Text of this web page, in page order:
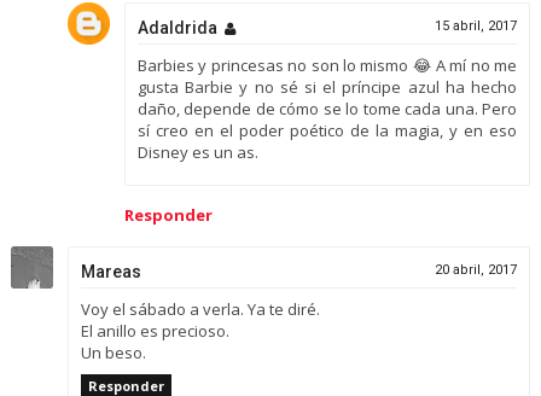
Adaldrida 15 abril, 2017
Barbies y princesas no son lo mismo 😂 A mí no me
gusta Barbie y no sé si el príncipe azul ha hecho
daño, depende de cómo se lo tome cada una. Pero
sí creo en el poder poético de la magia, y en eso
Disney es un as.
Responder
Mareas 20 abril, 2017
Voy el sábado a verla. Ya te diré.
El anillo es precioso.
Un beso.
Responder